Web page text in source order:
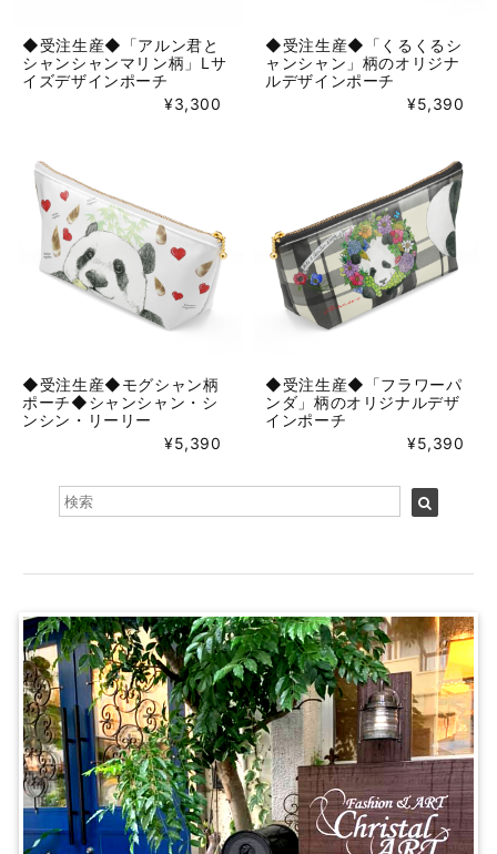
◆受注生産◆「アルン君と
シャンシャンマリン柄」Lサ
イズデザインポーチ
¥3,300
◆受注生産◆「くるくるシ
ャンシャン」柄のオリジナ
ルデザインポーチ
¥5,390
◆受注生産◆モグシャン柄
ポーチ◆シャンシャン・シ
ンシン・リーリー
¥5,390
◆受注生産◆「フラワーパ
ンダ」柄のオリジナルデザ
インポーチ
¥5,390